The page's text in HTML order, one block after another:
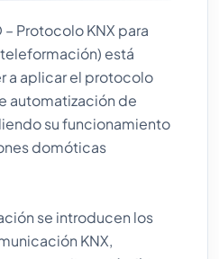
– Protocolo KNX para
está
a aplicar el protocolo
automatización de
su funcionamiento
domóticas
se introducen los
KNX,